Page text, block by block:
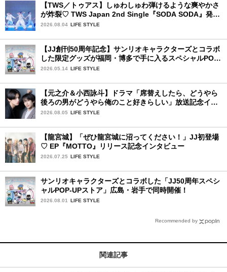
【TWS／トゥアス】しゅわしゅわ弾けるような爽やかさ
が炸裂♡ TWS Japan 2nd Single『SODA SODA』発売
記念SPECIAL SHOWCASEを詳細レポ
2026.08.04 LIFE STYLE
【JJ創刊50周年記念】サンリオキャラクターズとコラボ
した限定グッズが福岡・博多で手に入るスペシャルPOP-
UPストア！
2026.05.14 LIFE STYLE
【元之介＆小西詠斗】ドラマ「席替えしたら、どうやら
後ろの男がどうやら俺のこと好きらしい」放送記念イン
タビュー♡ 「自然と詠斗くんが可愛く見えたんです」
2026.08.05 LIFE STYLE
【龍宮城】「ぜひ龍宮城に沼ってください！」JJ初登場
♡ EP『MOTTO』リリース記念インタビュー
2026.07.25 LIFE STYLE
サンリオキャラクターズとコラボした「JJ50周年スペシ
ャルPOP-UPストア」広島・岩手で同時開催！
2026.08.01 LIFE STYLE
Recommended by
関連記事